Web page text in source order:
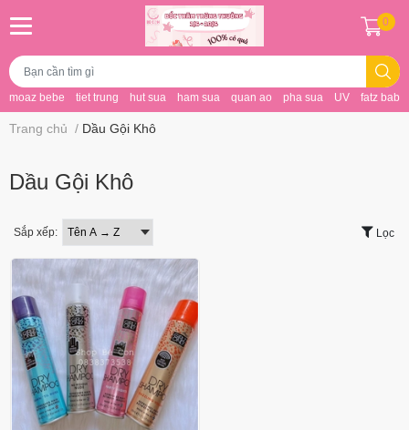
moaz bebe tiet trung hut sua ham sua quan ao pha sua UV fatz baby
0
Trang chủ / Dầu Gội Khô
Dầu Gội Khô
Sắp xếp: Lọc